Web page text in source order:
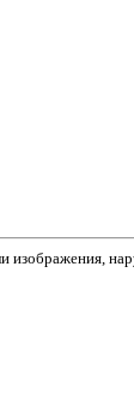
изображения,